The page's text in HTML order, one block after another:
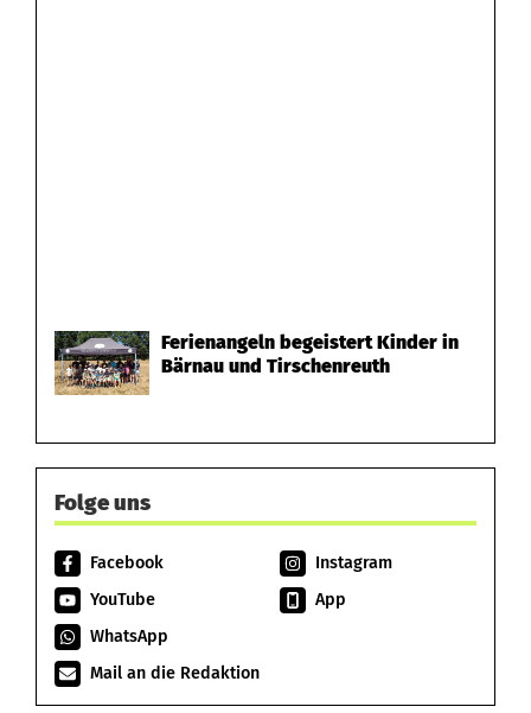
Ferienangeln begeistert Kinder in
Bärnau und Tirschenreuth
Folge uns
Facebook
Instagram
YouTube
App
WhatsApp
Mail an die Redaktion